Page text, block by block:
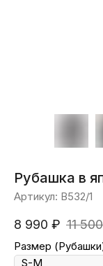
Рубашка в
Артикул: В532/1
8 990 ₽ 11 500
Размер